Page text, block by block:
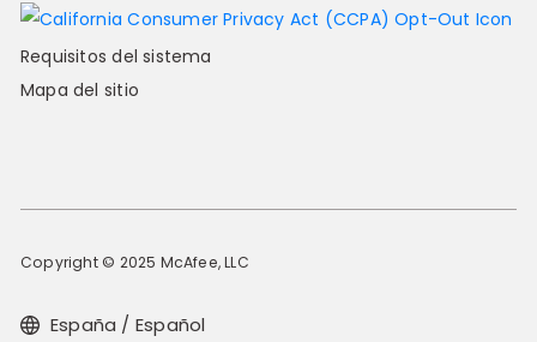
Requisitos del sistema
Mapa del sitio
Copyright © 2025 McAfee, LLC
España / Español